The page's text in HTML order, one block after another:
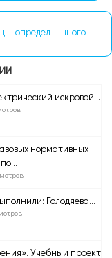
определ
нного
искровой...
нормативных
Голодяева...
Учебный проект